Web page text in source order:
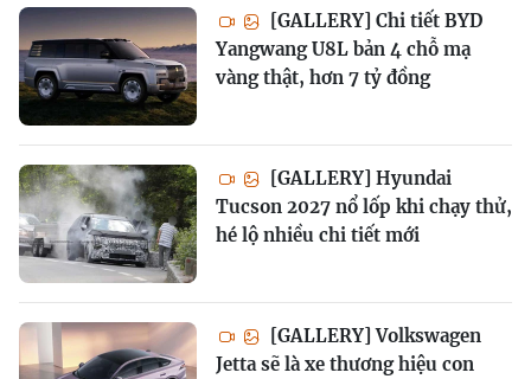
[GALLERY] Chi tiết BYD
Yangwang U8L bản 4 chỗ mạ
vàng thật, hơn 7 tỷ đồng
[GALLERY] Hyundai
Tucson 2027 nổ lốp khi chạy thử,
hé lộ nhiều chi tiết mới
[GALLERY] Volkswagen
Jetta sẽ là xe thương hiệu con